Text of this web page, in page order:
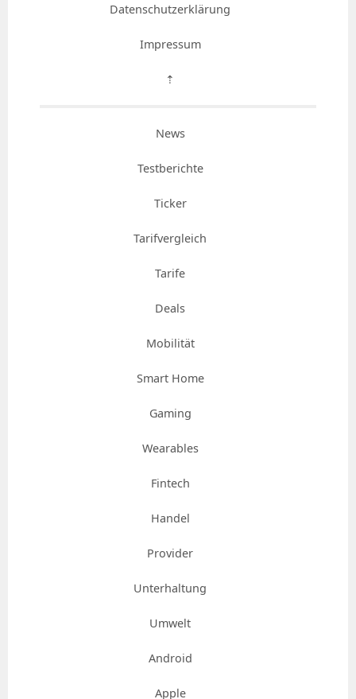
Datenschutzerklärung
Impressum
⇡
News
Testberichte
Ticker
Tarifvergleich
Tarife
Deals
Mobilität
Smart Home
Gaming
Wearables
Fintech
Handel
Provider
Unterhaltung
Umwelt
Android
Apple